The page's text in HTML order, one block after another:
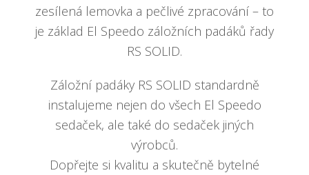
zesílená lemovka a pečlivé zpracování – to
je základ El Speedo záložních padáků řady
RS SOLID.
Záložní padáky RS SOLID standardně
instalujeme nejen do všech El Speedo
sedaček, ale také do sedaček jiných
výrobců.
Dopřejte si kvalitu a skutečně bytelné